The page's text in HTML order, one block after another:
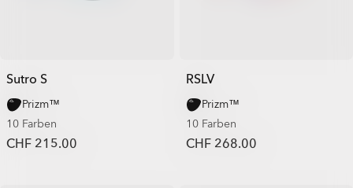
Sutro S
Prizm™
10 Farben
CHF 215.00
RSLV
Prizm™
10 Farben
CHF 268.00